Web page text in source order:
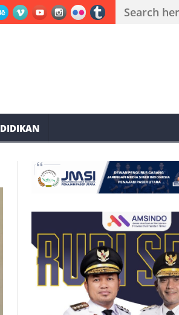
Kasus Narkoba Aset Bandar Sabu-